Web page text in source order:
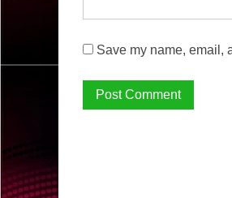
Save my name, email,